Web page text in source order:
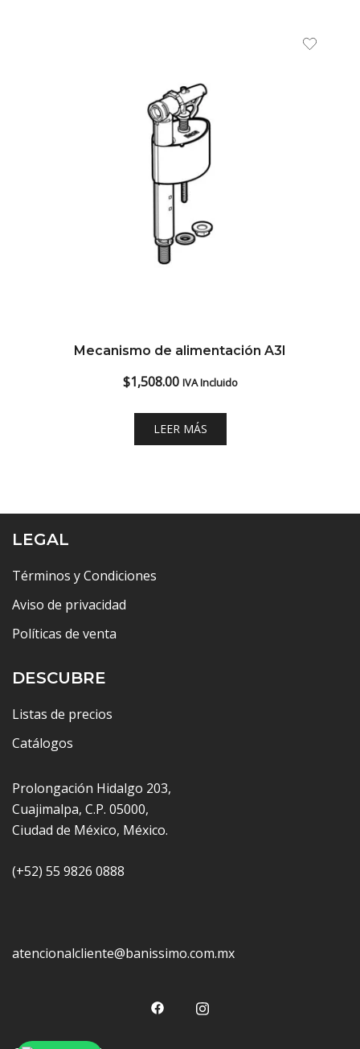
Mecanismo de alimentación A3I
$1,508.00 IVA Incluido
LEER MÁS
LEGAL
Términos y Condiciones
Aviso de privacidad
Políticas de venta
DESCUBRE
Listas de precios
Catálogos
Prolongación Hidalgo 203,
Cuajimalpa, C.P. 05000,
Ciudad de México, México.
(+52) 55 9826 0888
atencionalcliente@banissimo.com.mx